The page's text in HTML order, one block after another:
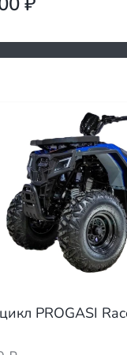
PROGASI